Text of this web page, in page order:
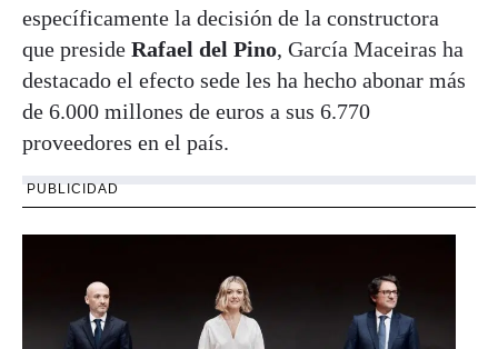
específicamente la decisión de la constructora
que preside Rafael del Pino, García Maceiras ha
destacado el efecto sede les ha hecho abonar más
de 6.000 millones de euros a sus 6.770
proveedores en el país.
PUBLICIDAD